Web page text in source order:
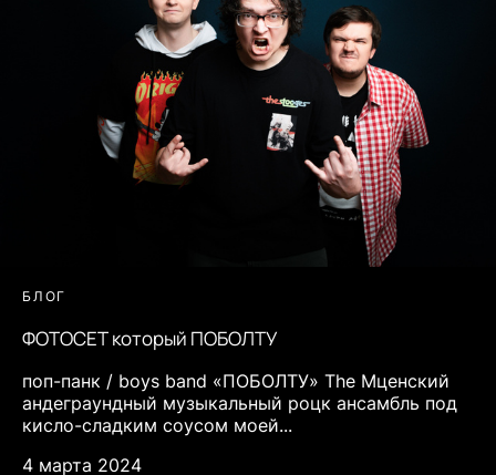
БЛОГ
ФОТОСЕТ который ПОБОЛТУ
поп-панк / boys band «ПОБОЛТУ» The Мценский
андеграундный музыкальный роцк ансамбль под
кисло-сладким соусом моей...
4 марта 2024